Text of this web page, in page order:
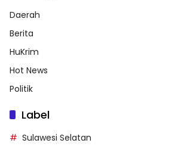
Daerah
Berita
HuKrim
Hot News
Politik
Label
Sulawesi Selatan